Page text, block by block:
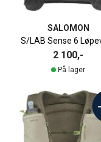
SALOMON
S/LAB Sense 6
2 100,-
På lager